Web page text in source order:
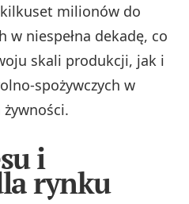
milionów do
w niespełna dekadę, co
skali produkcji, jak i
w
i
rynku